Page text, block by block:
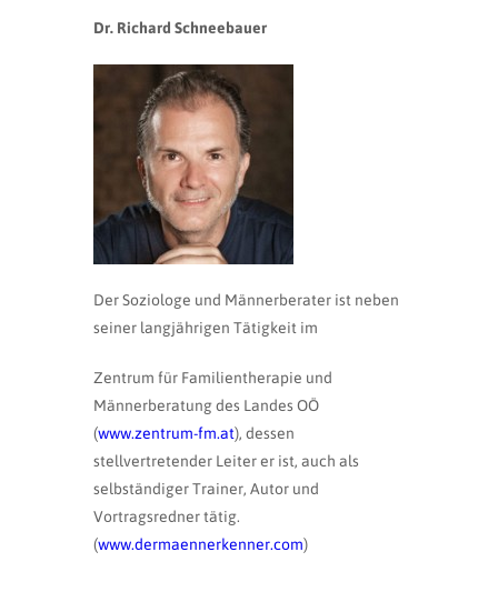
Dr. Richard Schneebauer
Der Soziologe und Männerberater ist neben
seiner langjährigen Tätigkeit im
Zentrum für Familientherapie und
Männerberatung des Landes OÖ
(www.zentrum-fm.at), dessen
stellvertretender Leiter er ist, auch als
selbständiger Trainer, Autor und
Vortragsredner tätig.
(www.dermaennerkenner.com)